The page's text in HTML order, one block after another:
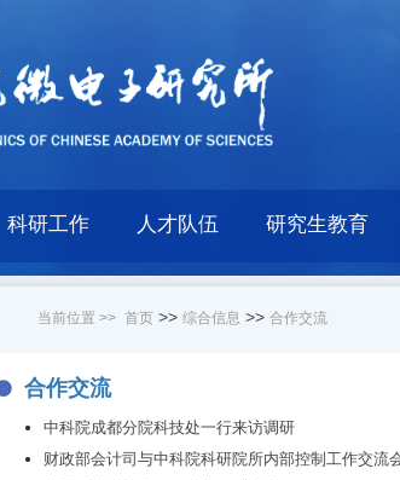
科研工作 人才队伍 研究生教育
当前位置 >> 首页 >> 综合信息 >> 合作交流
合作交流
中科院成都分院科技处一行来访调研
财政部会计司与中科院科研院所内部控制工作交流